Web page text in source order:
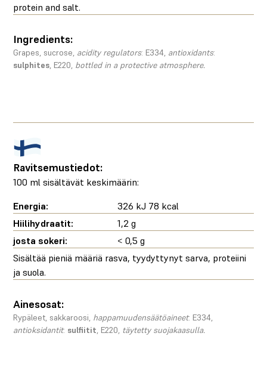
protein and salt.
Ingredients:
Grapes, sucrose, acidity regulators: E334, antioxidants:
sulphites, E220, bottled in a protective atmosphere.
Ravitsemustiedot:
100 ml sisältävät keskimäärin:
Energia:
326 kJ 78 kcal
Hiilihydraatit:
1,2 g
josta sokeri:
< 0,5 g
Sisältää pieniä määriä rasva, tyydyttynyt sarva, proteiini
ja suola.
Ainesosat:
Rypäleet, sakkaroosi, happamuudensäätöaineet: E334,
antioksidantit: sulfiitit , E220, täytetty suojakaasulla.